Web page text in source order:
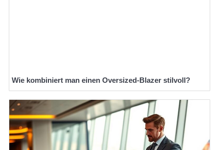
Wie kombiniert man einen Oversized-Blazer stilvoll?